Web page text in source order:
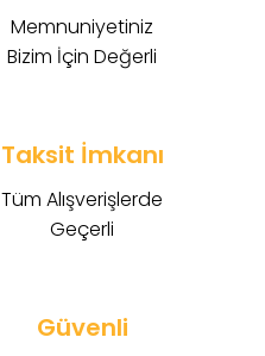
Memnuniyetiniz
Bizim İçin Değerli
Taksit İmkanı
Tüm Alışverişlerde
Geçerli
Güvenli